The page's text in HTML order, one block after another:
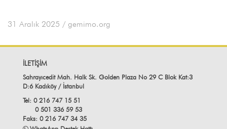
31 Aralık 2025 / gemimo.org
İLETİŞİM
Sahrayıcedit Mah. Halk Sk. Golden Plaza No 29 C Blok Kat:3
D:6 Kadıköy / İstanbul
Tel: 0 216 747 15 51
0 501 336 59 53
Faks: 0 216 747 34 35